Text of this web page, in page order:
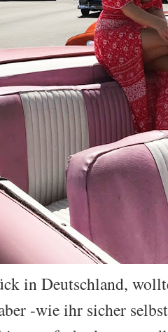
in Deutschland,
-wie ihr sicher